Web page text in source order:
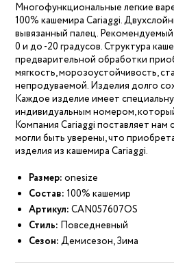
Многофункциональные легкие
100% кашемира Cariaggi.
вывязанный палец.
0 и до -20 градусов. Структура
предварительной обработки
мягкость, морозоустойчивость,
непродуваемой. Изделия долго
Каждое изделие имеет
индивидуальным номером,
Компания Cariaggi поставляет нам
могли быть уверены, что
изделия из кашемира Cariaggi.
Размер: onesize
Состав: 100% кашемир
Артикул: CAN057607OS
Стиль: Повседневный
Сезон: Демисезон, Зима